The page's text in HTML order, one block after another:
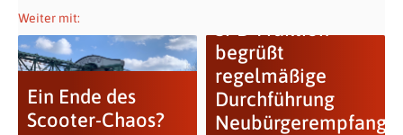
Weiter mit:
Ein Ende des
Scooter-Chaos?
begrüßt
regelmäßige
Durchführung
Neubürgerempfang